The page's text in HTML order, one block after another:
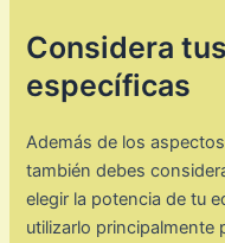
Considera
específicas
Además de los
también debes
elegir la potencia de tu
utilizarlo principalmente